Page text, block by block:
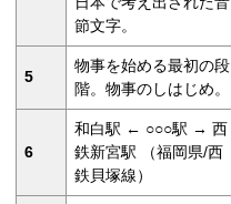
節文字。
5
物事を始める最初の段
階。物事のしはじめ。
6
和白駅 ← ○○○駅 → 西
鉄新宮駅 （福岡県/西
鉄貝塚線）